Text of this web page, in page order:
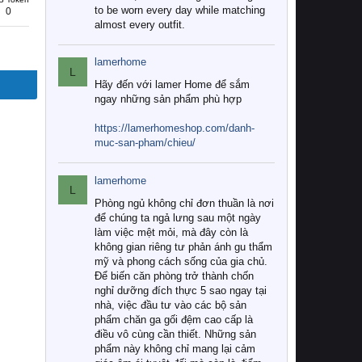
0
to be worn every day while matching
almost every outfit.
L
lamerhome
Hãy đến với lamer Home để sắm
ngay những sản phẩm phù hợp
https://lamerhomeshop.com/danh-
muc-san-pham/chieu/
L
lamerhome
Phòng ngủ không chỉ đơn thuần là nơi
để chúng ta ngả lưng sau một ngày
làm việc mệt mỏi, mà đây còn là
không gian riêng tư phản ánh gu thẩm
mỹ và phong cách sống của gia chủ.
Để biến căn phòng trở thành chốn
nghỉ dưỡng đích thực 5 sao ngay tại
nhà, việc đầu tư vào các bộ sản
phẩm chăn ga gối đệm cao cấp là
điều vô cùng cần thiết. Những sản
phẩm này không chỉ mang lại cảm